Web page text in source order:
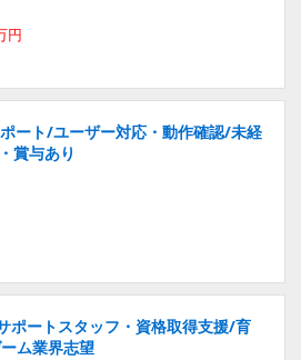
円
ート/ユーザー対応・動作確認/未経
賞与あり
ポートスタッフ・資格取得支援/育
ム業界志望